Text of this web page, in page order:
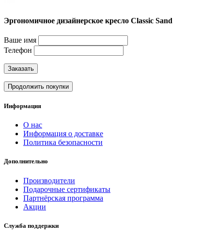
Эргономичное дизайнерское кресло Classic Sand
Ваше имя
Телефон
Заказать
Продолжить покупки
Информация
О нас
Информация о доставке
Политика безопасности
Дополнительно
Производители
Подарочные сертификаты
Партнёрская программа
Акции
Служба поддержки